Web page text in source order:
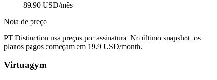
89.90 USD/mês
Nota de preço
PT Distinction usa preços por assinatura. No último snapshot, os
planos pagos começam em 19.9 USD/month.
Virtuagym